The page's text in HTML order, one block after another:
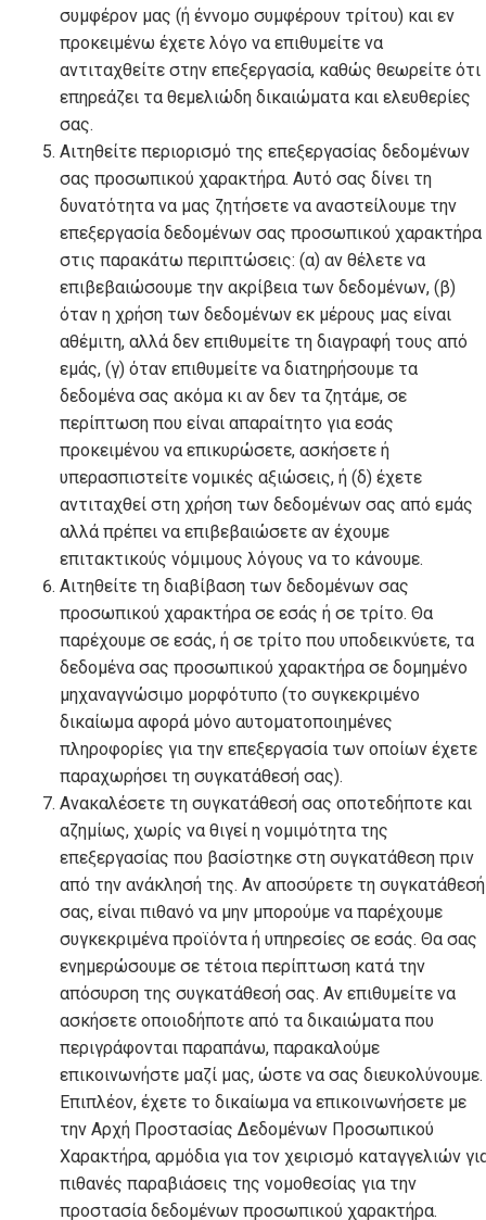
συμφέρον μας (ή έννομο συμφέρουν τρίτου) και εν
προκειμένω έχετε λόγο να επιθυμείτε να
αντιταχθείτε στην επεξεργασία, καθώς θεωρείτε ότι
επηρεάζει τα θεμελιώδη δικαιώματα και ελευθερίες
σας.
Αιτηθείτε περιορισμό της επεξεργασίας δεδομένων
σας προσωπικού χαρακτήρα. Αυτό σας δίνει τη
δυνατότητα να μας ζητήσετε να αναστείλουμε την
επεξεργασία δεδομένων σας προσωπικού χαρακτήρα
στις παρακάτω περιπτώσεις: (α) αν θέλετε να
επιβεβαιώσουμε την ακρίβεια των δεδομένων, (β)
όταν η χρήση των δεδομένων εκ μέρους μας είναι
αθέμιτη, αλλά δεν επιθυμείτε τη διαγραφή τους από
εμάς, (γ) όταν επιθυμείτε να διατηρήσουμε τα
δεδομένα σας ακόμα κι αν δεν τα ζητάμε, σε
περίπτωση που είναι απαραίτητο για εσάς
προκειμένου να επικυρώσετε, ασκήσετε ή
υπερασπιστείτε νομικές αξιώσεις, ή (δ) έχετε
αντιταχθεί στη χρήση των δεδομένων σας από εμάς
αλλά πρέπει να επιβεβαιώσετε αν έχουμε
επιτακτικούς νόμιμους λόγους να το κάνουμε.
Αιτηθείτε τη διαβίβαση των δεδομένων σας
προσωπικού χαρακτήρα σε εσάς ή σε τρίτο. Θα
παρέχουμε σε εσάς, ή σε τρίτο που υποδεικνύετε, τα
δεδομένα σας προσωπικού χαρακτήρα σε δομημένο
μηχαναγνώσιμο μορφότυπο (το συγκεκριμένο
δικαίωμα αφορά μόνο αυτοματοποιημένες
πληροφορίες για την επεξεργασία των οποίων έχετε
παραχωρήσει τη συγκατάθεσή σας).
Ανακαλέσετε τη συγκατάθεσή σας οποτεδήποτε και
αζημίως, χωρίς να θιγεί η νομιμότητα της
επεξεργασίας που βασίστηκε στη συγκατάθεση πριν
από την ανάκλησή της. Αν αποσύρετε τη συγκατάθεσή
σας, είναι πιθανό να μην μπορούμε να παρέχουμε
συγκεκριμένα προϊόντα ή υπηρεσίες σε εσάς. Θα σας
ενημερώσουμε σε τέτοια περίπτωση κατά την
απόσυρση της συγκατάθεσή σας. Αν επιθυμείτε να
ασκήσετε οποιοδήποτε από τα δικαιώματα που
περιγράφονται παραπάνω, παρακαλούμε
επικοινωνήστε μαζί μας, ώστε να σας διευκολύνουμε.
Επιπλέον, έχετε το δικαίωμα να επικοινωνήσετε με
την Αρχή Προστασίας Δεδομένων Προσωπικού
Χαρακτήρα, αρμόδια για τον χειρισμό καταγγελιών
πιθανές παραβιάσεις της νομοθεσίας για την
προστασία δεδομένων προσωπικού χαρακτήρα.